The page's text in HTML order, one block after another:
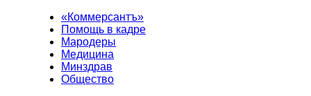
«Коммерсантъ»
Помощь в кадре
Мародеры
Медицина
Минздрав
Общество